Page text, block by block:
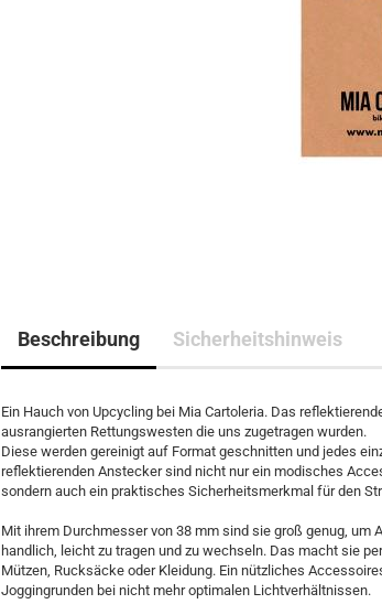
Beschreibung Sicherheitshinweis
Ein Hauch von Upcycling bei Mia Cartoleria. Das
ausrangierten Rettungswesten die uns zugetragen wurden.
Diese werden gereinigt auf Format geschnitten und jedes
reflektierenden Anstecker sind nicht nur ein modisches
sondern auch ein praktisches Sicherheitsmerkmal für den
Mit ihrem Durchmesser von 38 mm sind sie groß genug, um
handlich, leicht zu tragen und zu wechseln. Das macht sie
Mützen, Rucksäcke oder Kleidung. Ein nützliches
Joggingrunden bei nicht mehr optimalen Lichtverhältnissen.